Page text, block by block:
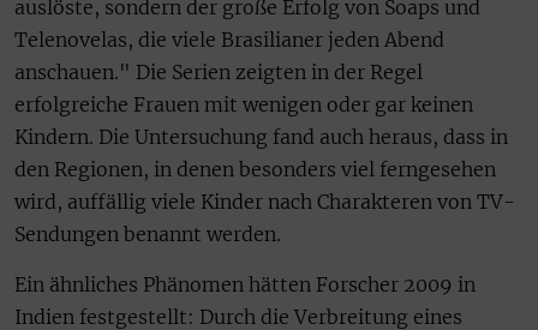
auslöste, sondern der große Erfolg von Soaps und
Telenovelas, die viele Brasilianer jeden Abend
anschauen." Die Serien zeigten in der Regel
erfolgreiche Frauen mit wenigen oder gar keinen
Kindern. Die Untersuchung fand auch heraus, dass in
den Regionen, in denen besonders viel ferngesehen
wird, auffällig viele Kinder nach Charakteren von TV-
Sendungen benannt werden.
Ein ähnliches Phänomen hätten Forscher 2009 in
Indien festgestellt: Durch die Verbreitung eines